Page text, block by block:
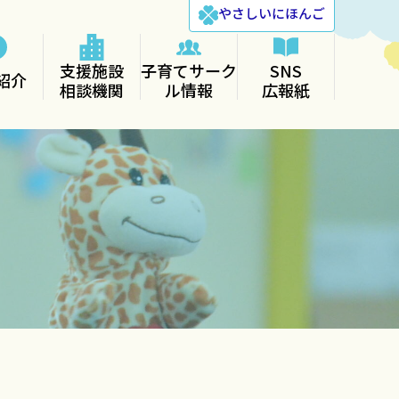
やさしいにほんご
介
支援施設
相談機関
子育てサーク
ル情報
SNS
広報紙